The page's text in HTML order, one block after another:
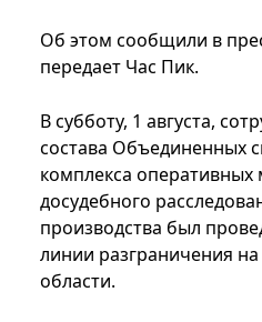
Об этом сообщили в
передает Час Пик.
В субботу, 1 августа,
состава Объединенных
комплекса
досудебного
производства был
линии разграничения
области.